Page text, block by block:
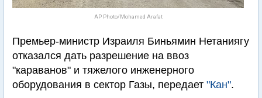
AP Photo/Mohamed Arafat
Премьер-министр Израиля Биньямин Нетаниягу
отказался дать разрешение на ввоз
"караванов" и тяжелого инженерного
оборудования в сектор Газы, передает "Кан".